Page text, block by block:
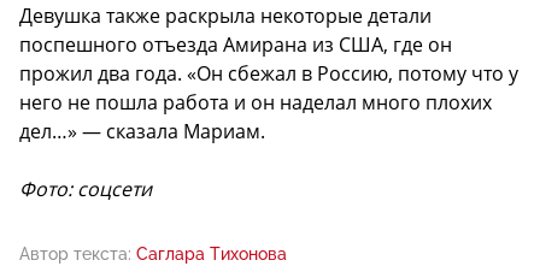
Девушка также раскрыла некоторые детали
поспешного отъезда Амирана из США, где он
прожил два года. «Он сбежал в Россию, потому что у
него не пошла работа и он наделал много плохих
дел…» — сказала Мариам.
Фото: соцсети
Автор текста: Саглара Тихонова